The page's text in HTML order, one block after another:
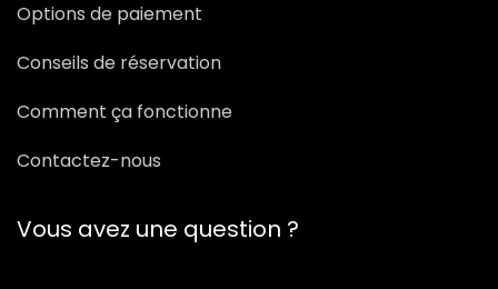
Options de paiement
Conseils de réservation
Comment ça fonctionne
Contactez-nous
Vous avez une question ?